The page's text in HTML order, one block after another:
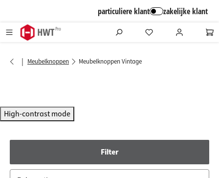
particuliere klant zakelijke klant
| Meubelknoppen Meubelknoppen Vintage
High-contrast mode
Filter